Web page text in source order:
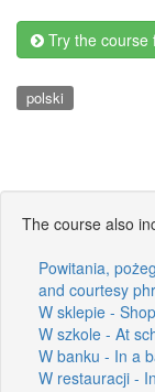
Try the course
polski
The course also
Powitania,
and courtesy
W sklepie -
W szkole - At
W banku - In a
W restauracji -